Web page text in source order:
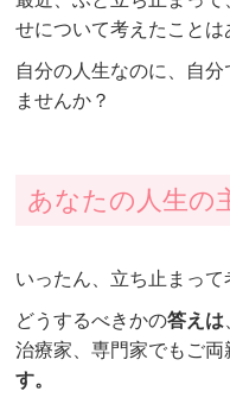
せについて考えたことは
自分の人生なのに、自
ませんか？
あなたの人生の
いったん、立ち止まって
どうするべきかの答えは
治療家、専門家でもご両
す。